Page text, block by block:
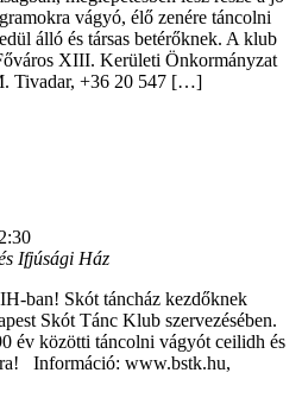
vágyó, élő zenére táncolni
álló és társas betérőknek. A klub
XIII. Kerületi Önkormányzat
Tivadar, +36 20 547 […]
Ifjúsági Ház
ban! Skót táncház kezdőknek
Skót Tánc Klub szervezésében.
év közötti táncolni vágyót ceilidh és
Információ: www.bstk.hu,